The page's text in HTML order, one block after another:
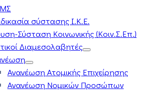
σύστασης Ι.Κ.Ε.
Σύσταση Κοινωνικής (Κοιν.Σ.Επ.)
Διαμεσολαβητές
Ανανέωση Ατομικής Επιχείρησης
Ανανέωση Νομικών Προσώπων